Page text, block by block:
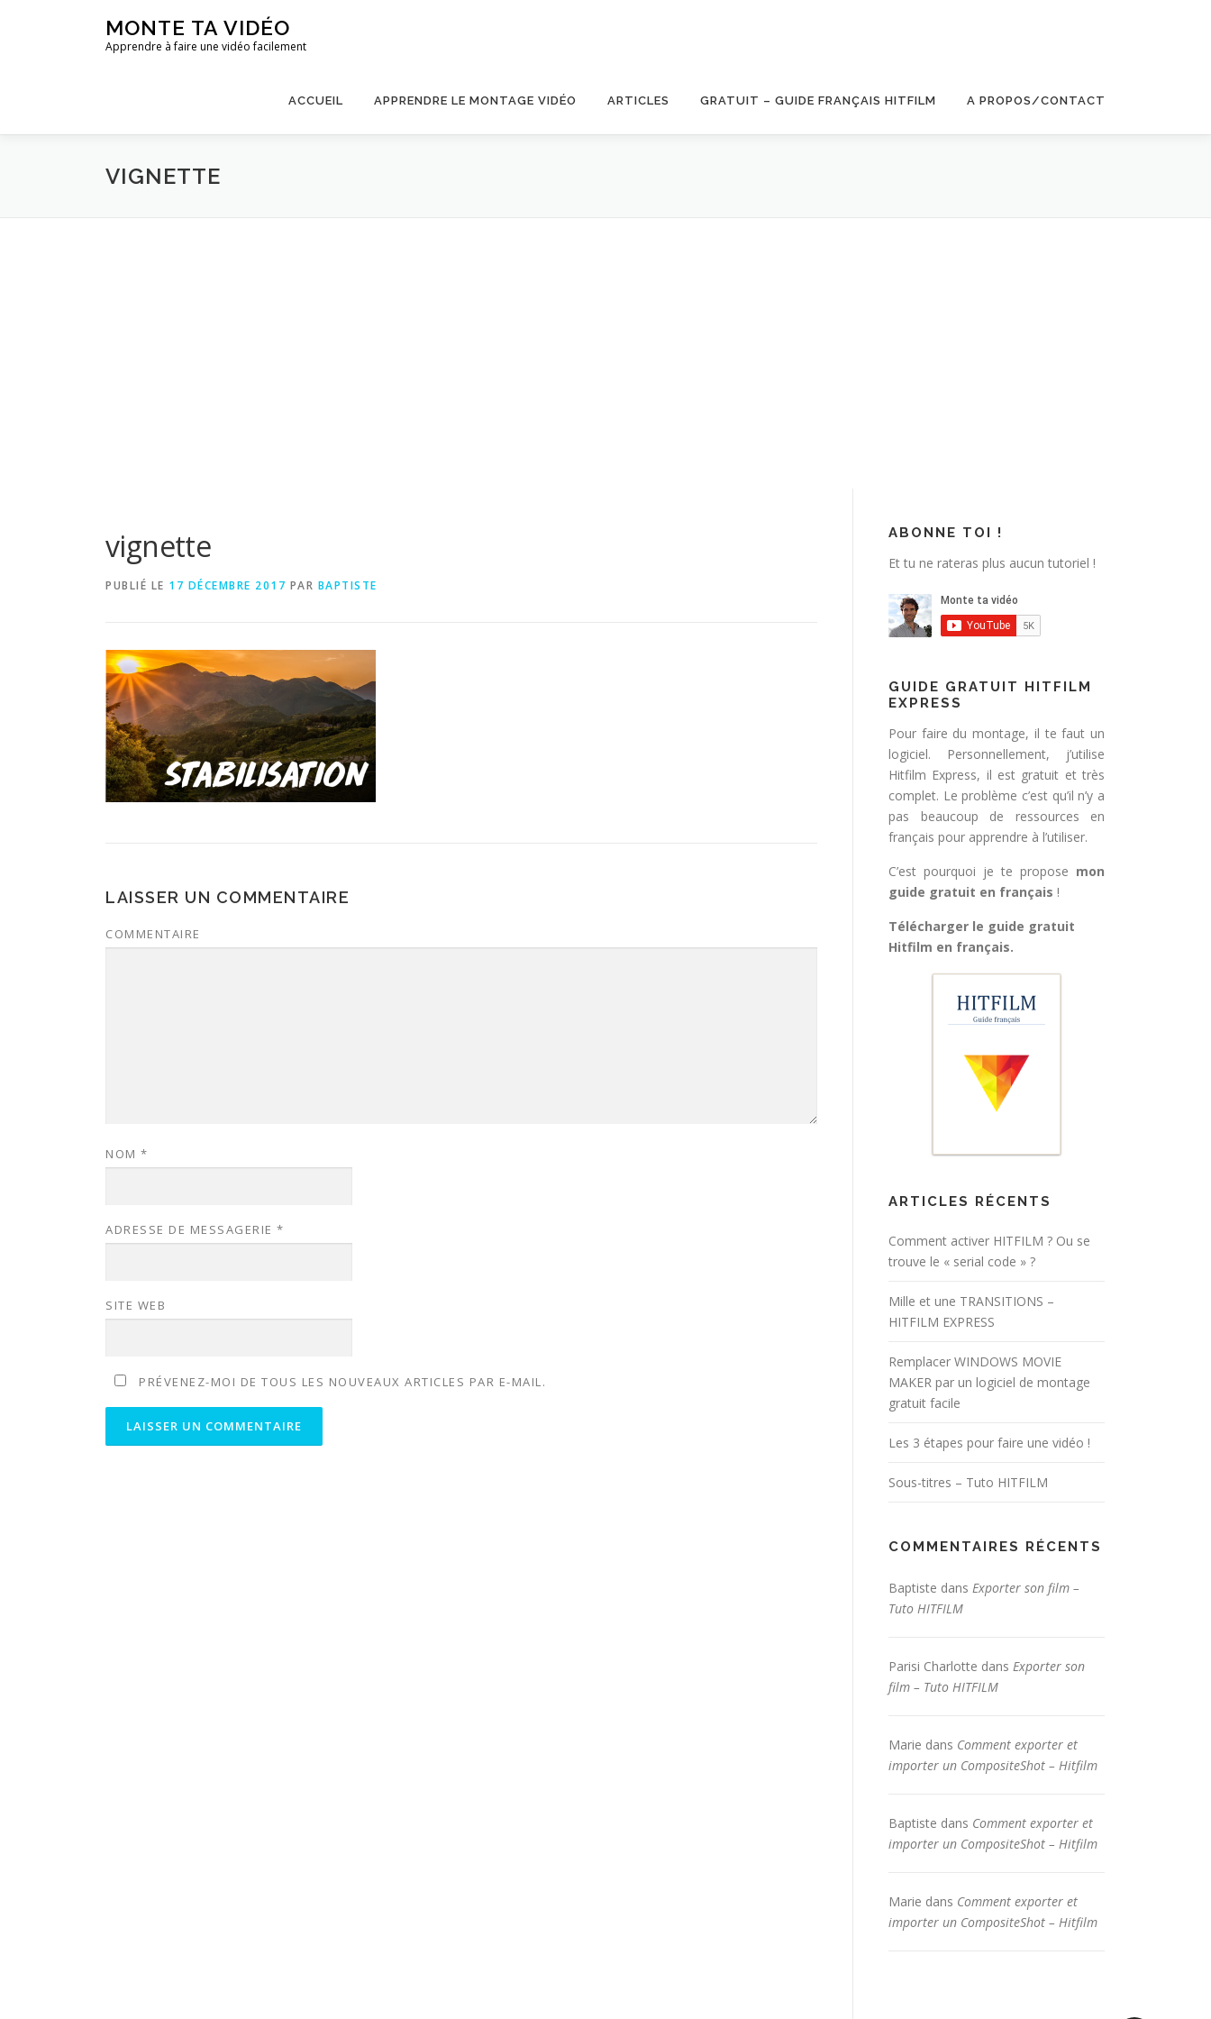
MONTE TA VIDÉO
Apprendre à faire une vidéo facilement
ACCUEIL APPRENDRE LE MONTAGE VIDÉO ARTICLES GRATUIT – GUIDE FRANÇAIS HITFILM A PROPOS/CONTACT
VIGNETTE
vignette
PUBLIÉ LE 17 DÉCEMBRE 2017 PAR BAPTISTE
LAISSER UN COMMENTAIRE
COMMENTAIRE
NOM *
ADRESSE DE MESSAGERIE *
SITE WEB
PRÉVENEZ-MOI DE TOUS LES NOUVEAUX ARTICLES PAR E-MAIL.
ABONNE TOI !
Et tu ne rateras plus aucun tutoriel !
GUIDE GRATUIT HITFILM
EXPRESS
Pour faire du montage, il te faut un
logiciel. Personnellement, j’utilise
Hitfilm Express, il est gratuit et très
complet. Le problème c’est qu’il n’y a
pas beaucoup de ressources en
français pour apprendre à l’utiliser.
C’est pourquoi je te propose mon
guide gratuit en français !
Télécharger le guide gratuit
Hitfilm en français.
ARTICLES RÉCENTS
Comment activer HITFILM ? Ou se
trouve le « serial code » ?
Mille et une TRANSITIONS –
HITFILM EXPRESS
Remplacer WINDOWS MOVIE
MAKER par un logiciel de montage
gratuit facile
Les 3 étapes pour faire une vidéo !
Sous-titres – Tuto HITFILM
COMMENTAIRES RÉCENTS
Baptiste dans Exporter son film –
Tuto HITFILM
Parisi Charlotte dans Exporter son
film – Tuto HITFILM
Marie dans Comment exporter et
importer un CompositeShot – Hitfilm
Baptiste dans Comment exporter et
importer un CompositeShot – Hitfilm
Marie dans Comment exporter et
importer un CompositeShot – Hitfilm